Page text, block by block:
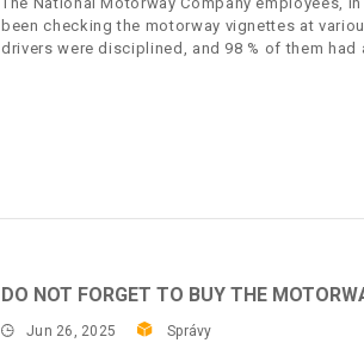
been checking the motorway vignettes at
drivers were disciplined, and 98 % of them
DO NOT FORGET TO BUY THE
Jun 26, 2025 Správy